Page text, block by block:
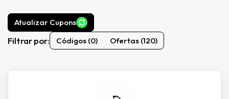
Filtrar por: Códigos (0) Ofertas (120)
Atualizar Cupons